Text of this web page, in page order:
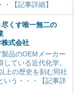
【記事詳細】
くす唯一無二の
式会社
品のOEMメーカー
ている近代化学。
上の歴史を刻む同社
いう・・・【記事詳